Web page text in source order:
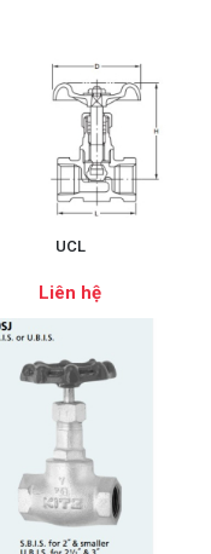
UCL
Liên hệ